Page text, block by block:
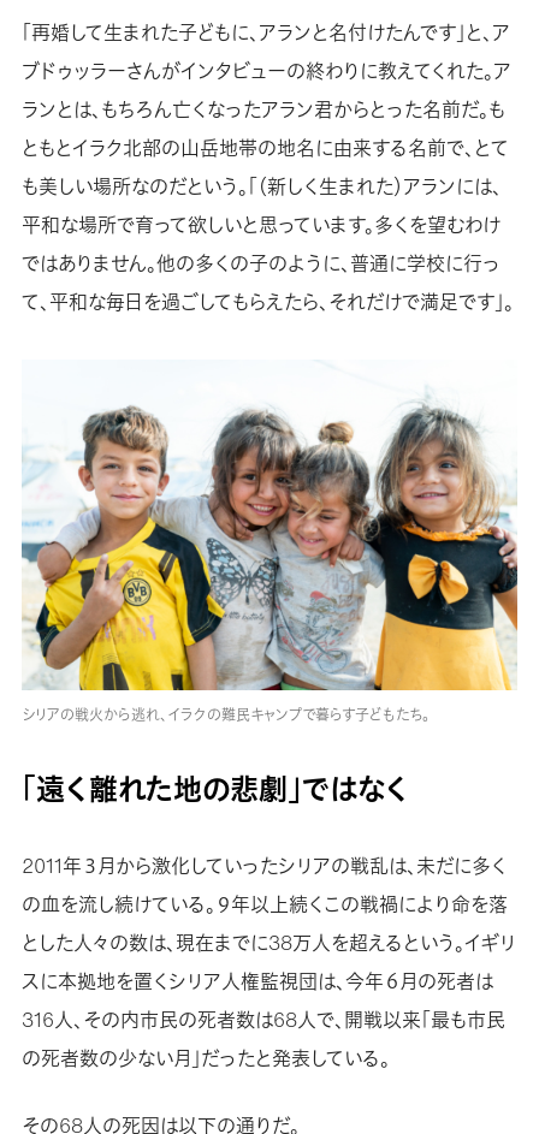
「再婚して生まれた子どもに、アランと名付けたんです」と、ア
ブドゥッラーさんがインタビューの終わりに教えてくれた。ア
ランとは、もちろん亡くなったアラン君からとった名前だ。も
ともとイラク北部の山岳地帯の地名に由来する名前で、とて
も美しい場所なのだという。「（新しく生まれた）アランには、
平和な場所で育って欲しいと思っています。多くを望むわけ
ではありません。他の多くの子のように、普通に学校に行っ
て、平和な毎日を過ごしてもらえたら、それだけで満足です」。
シリアの戦火から逃れ、イラクの難民キャンプで暮らす子どもたち。
「遠く離れた地の悲劇」ではなく
2011年３月から激化していったシリアの戦乱は、未だに多く
の血を流し続けている。９年以上続くこの戦禍により命を落
とした人々の数は、現在までに38万人を超えるという。イギリ
スに本拠地を置くシリア人権監視団は、今年６月の死者は
316人、その内市民の死者数は68人で、開戦以来「最も市民
の死者数の少ない月」だったと発表している。
その68人の死因は以下の通りだ。